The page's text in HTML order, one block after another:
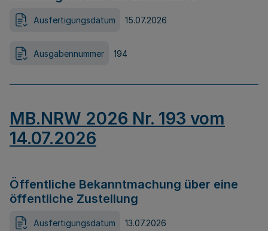
Ausfertigungsdatum 15.07.2026
Ausgabennummer 194
MB.NRW 2026 Nr. 193 vom
14.07.2026
Öffentliche Bekanntmachung über eine
öffentliche Zustellung
Ausfertigungsdatum 13.07.2026